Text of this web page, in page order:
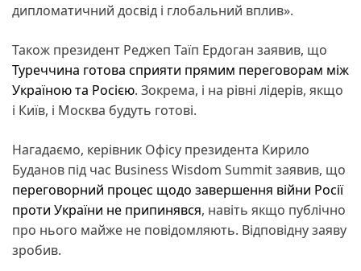
дипломатичний досвід і глобальний вплив».
Також президент Реджеп Таїп Ердоган заявив, що
Туреччина готова сприяти прямим переговорам між
Україною та Росією. Зокрема, і на рівні лідерів, якщо
і Київ, і Москва будуть готові.
Нагадаємо, керівник Офісу президента Кирило
Буданов під час Business Wisdom Summit заявив, що
переговорний процес щодо завершення війни Росії
проти України не припинявся, навіть якщо публічно
про нього майже не повідомляють. Відповідну заяву
зробив.